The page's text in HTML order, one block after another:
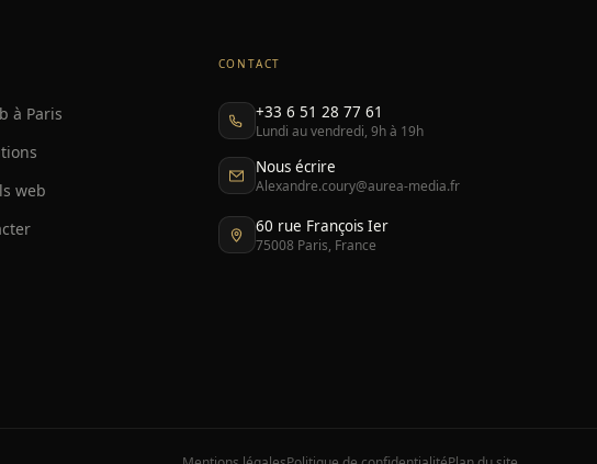
à Paris
web
CONTACT
+33 6 51 28 77 61
Lundi au vendredi, 9h à 19h
Nous écrire
Alexandre.coury@aurea-media.fr
60 rue François Ier
75008 Paris, France